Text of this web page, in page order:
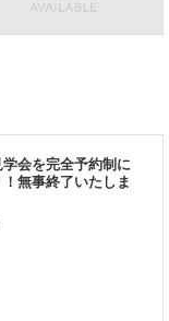
ぼれ話！